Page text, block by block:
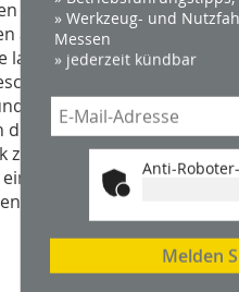
zwischen dem
auf. Solche Dichtstoffe
DIN 18363 Punkt
notwendig. Bei
Türen mit
Versiegelung bis zu
zu erzielen.
oder mehreren
Wechselwirkungen
» Werkzeug- und
Messen
» jederzeit kündbar
Anti-
Melden